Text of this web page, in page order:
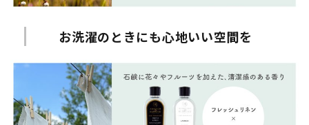
お洗濯のときにも心地いい空間を